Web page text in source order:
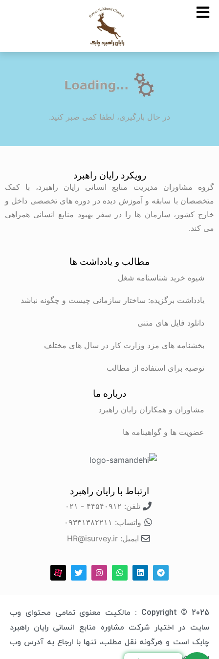
در حال بارگیری، لطفا کمی صبر کنید.
رویکرد رایان راهبرد
گروه مشاوران مدیریت منابع انسانی رایان راهبرد، با کمک
متخصصان با سابقه و آموزش دیده در دوره های تخصصی داخل و
خارج کشور، سازمان ها را در سفر بهبود منابع انسانی همراهی
می کند.
مطالب و یادداشت ها
شیوه خرید شناسنامه شغل
یادداشت برگزیده: ساختار سازمانی چیست و چگونه نباشد
دانلود فایل های متنی
بخشنامه های مزد وزارت کار در سال های مختلف
توصیه برای استفاده از مطالب
درباره ما
مشاوران و همکاران رایان راهبرد
عضویت ها و گواهینامه ها
ارتباط با رایان راهبرد
تلفن: ۴۴۵۴۰۹۱۲ - ۰۲۱
واتساپ: ۰۹۳۳۱۳۸۲۲۱۱
ایمیل: HR@isurvey.ir
Copyright © 2025 : مالکیت معنوی تمامی محتوای وب
سایت در اختیار شرکت مشاوره منابع انسانی رایان راهبرد
چابک است و هرگونه نقل مطلب، تنها با ارجاع به آدرس وب